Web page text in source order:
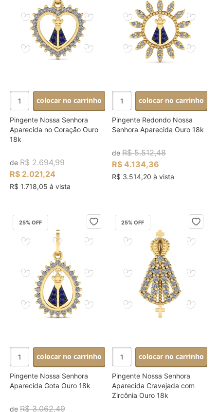
colocar no carrinho
Pingente Nossa Senhora
Aparecida no Coração Ouro
18k
de R$ 2.694,99
R$ 2.021,24
R$ 1.718,05 à vista
colocar no carrinho
Pingente Redondo Nossa
Senhora Aparecida Ouro 18k
deR$ 5.512,48
R$ 4.134,36
R$ 3.514,20 à vista
25% OFF
colocar no carrinho
Pingente Nossa Senhora
Aparecida Gota Ouro 18k
de R$ 3.062,49
25% OFF
colocar no carrinho
Pingente Nossa Senhora
Aparecida Cravejada com
Zircônia Ouro 18k